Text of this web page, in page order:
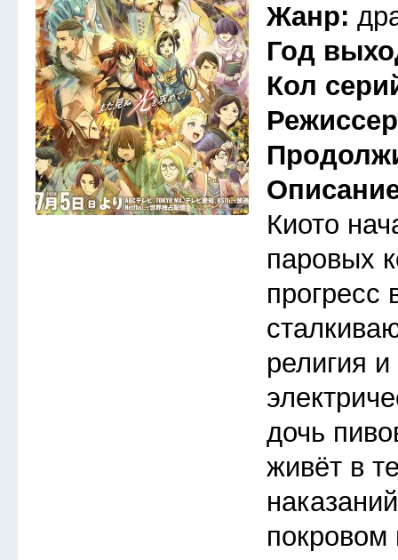
Жанр:
Год
Кол
Киото
паровых
прогресс
религия
дочь
живёт в
покровом